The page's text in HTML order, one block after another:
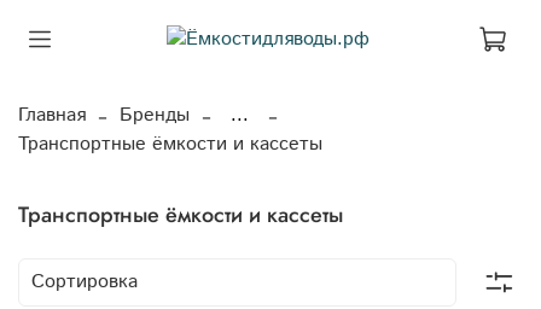
Главная Бренды
...
Транспортные ёмкости и кассеты
Транспортные ёмкости и кассеты